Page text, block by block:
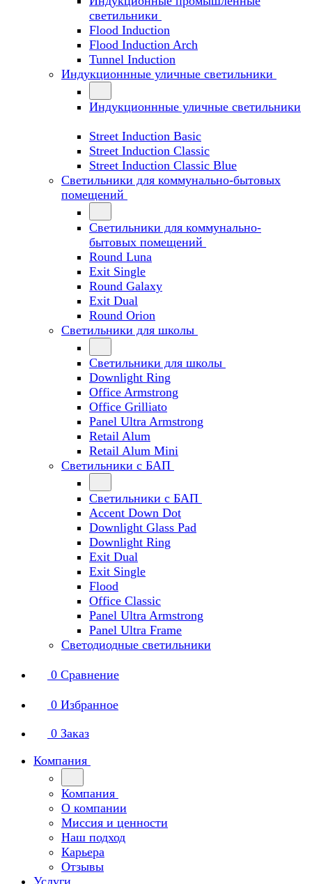
светильники
Flood Induction
Flood Induction Arch
Tunnel Induction
Индукционнные уличные светильники
Индукционнные уличные светильники
Street Induction Basic
Street Induction Classic
Street Induction Classic Blue
Светильники для коммунально-бытовых
помещений
Светильники для коммунально-
бытовых помещений
Round Luna
Exit Single
Round Galaxy
Exit Dual
Round Orion
Светильники для школы
Светильники для школы
Downlight Ring
Office Armstrong
Office Grilliato
Panel Ultra Armstrong
Retail Alum
Retail Alum Mini
Светильники с БАП
Светильники с БАП
Accent Down Dot
Downlight Glass Pad
Downlight Ring
Exit Dual
Exit Single
Flood
Office Classic
Panel Ultra Armstrong
Panel Ultra Frame
Светодиодные светильники
0 Сравнение
0 Избранное
0 Заказ
Компания
Компания
О компании
Миссия и ценности
Наш подход
Карьера
Отзывы
Услуги